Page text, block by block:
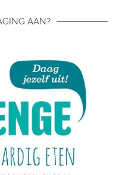
AAN?